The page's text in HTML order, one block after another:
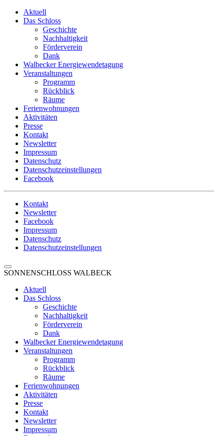
Skip
Aktuell
Das Schloss
Geschichte
Nachhaltigkeit
Förderverein
Dank
Walbecker Energiewendetagung
Veranstaltungen
Programm
Rückblick
Räume
Ferienwohnungen
Aktivitäten
Presse
Kontakt
Newsletter
Impressum
Datenschutz
Datenschutzeinstellungen
Facebook
Kontakt
Newsletter
Facebook
Impressum
Datenschutz
Datenschutzeinstellungen
SONNENSCHLOSS WALBECK
Aktuell
Das Schloss
Geschichte
Nachhaltigkeit
Förderverein
Dank
Walbecker Energiewendetagung
Veranstaltungen
Programm
Rückblick
Räume
Ferienwohnungen
Aktivitäten
Presse
Kontakt
Newsletter
Impressum